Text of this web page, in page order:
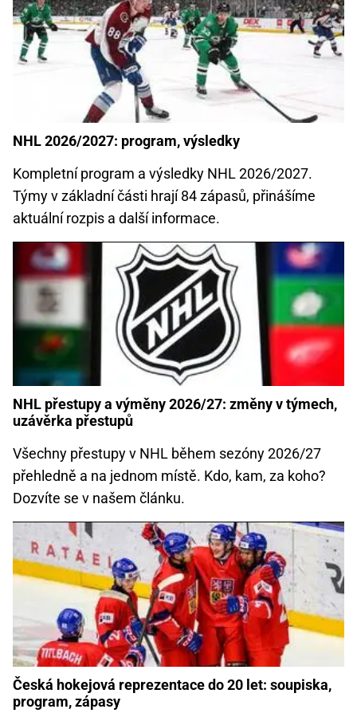
NHL 2026/2027: program, výsledky
Kompletní program a výsledky NHL 2026/2027.
Týmy v základní části hrají 84 zápasů, přinášíme
aktuální rozpis a další informace.
NHL přestupy a výměny 2026/27: změny v týmech,
uzávěrka přestupů
Všechny přestupy v NHL během sezóny 2026/27
přehledně a na jednom místě. Kdo, kam, za koho?
Dozvíte se v našem článku.
Česká hokejová reprezentace do 20 let: soupiska,
program, zápasy